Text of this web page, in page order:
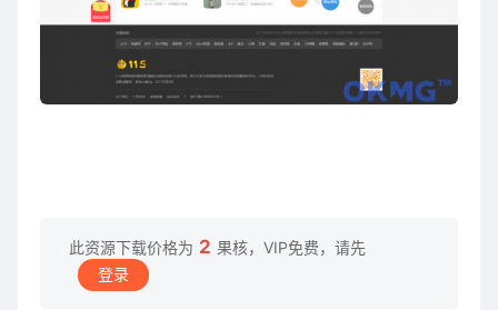
此资源下载价格为 2 果核，VIP免费，请先
登录